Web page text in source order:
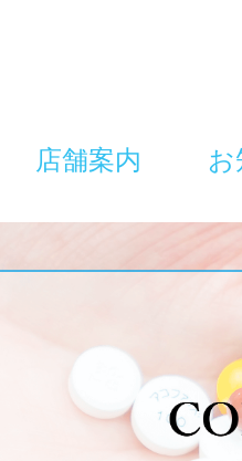
店舗案内 お